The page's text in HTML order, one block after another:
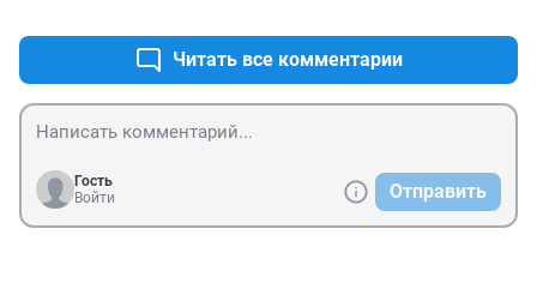
Читать все комментарии
Гость
Войти
Отправить